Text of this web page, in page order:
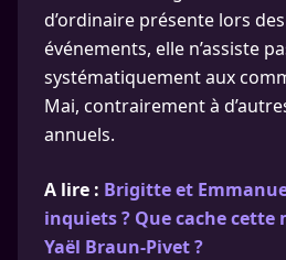
d’ordinaire présente lors
événements, elle n’assiste
systématiquement aux
Mai, contrairement à
annuels.
A lire : Brigitte et
inquiets ? Que cache cette
Yaël Braun-Pivet ?